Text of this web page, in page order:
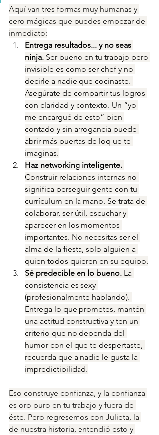
Aquí van tres formas muy humanas y
cero mágicas que puedes empezar de
inmediato:
Entrega resultados... y no seas
ninja. Ser bueno en tu trabajo pero
invisible es como ser chef y no
decirle a nadie que cocinaste.
Asegúrate de compartir tus logros
con claridad y contexto. Un “yo
me encargué de esto” bien
contado y sin arrogancia puede
abrir más puertas de loq ue te
imaginas.
Haz networking inteligente.
Construir relaciones internas no
significa perseguir gente con tu
currículum en la mano. Se trata de
colaborar, ser útil, escuchar y
aparecer en los momentos
importantes. No necesitas ser el
alma de la fiesta, solo alguien a
quien todos quieren en su equipo.
Sé predecible en lo bueno. La
consistencia es sexy
(profesionalmente hablando).
Entrega lo que prometes, mantén
una actitud constructiva y ten un
criterio que no dependa del
humor con el que te despertaste,
recuerda que a nadie le gusta la
impredictibilidad.
Eso construye confianza, y la confianza
es oro puro en tu trabajo y fuera de
éste. Pero regresemos con Julieta, la
de nuestra historia, entendió esto y